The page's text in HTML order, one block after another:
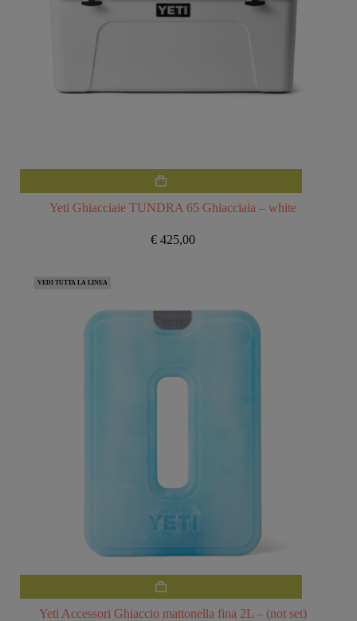
Yeti Ghiacciaie TUNDRA 65 Ghiacciaia – white
€ 425,00
VEDI TUTTA LA LINEA
Yeti Accessori Ghiaccio mattonella fina 2L – (not set)